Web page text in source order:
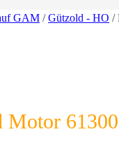
GAM /Gützold - HO /